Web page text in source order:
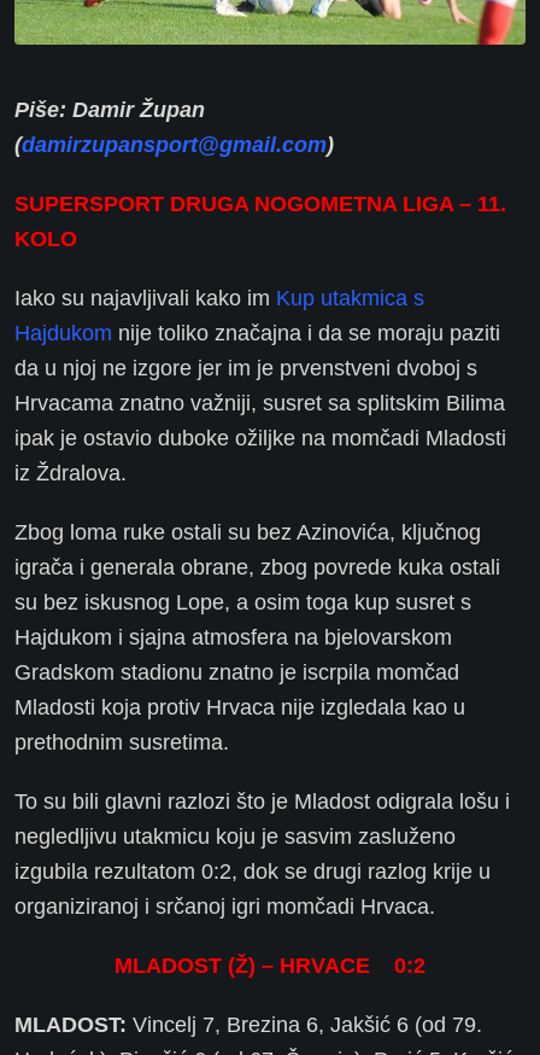
Piše: Damir Župan
(damirzupansport@gmail.com)
SUPERSPORT DRUGA NOGOMETNA LIGA – 11.
KOLO
Iako su najavljivali kako im Kup utakmica s
Hajdukom nije toliko značajna i da se moraju paziti
da u njoj ne izgore jer im je prvenstveni dvoboj s
Hrvacama znatno važniji, susret sa splitskim Bilima
ipak je ostavio duboke ožiljke na momčadi Mladosti
iz Ždralova.
Zbog loma ruke ostali su bez Azinovića, ključnog
igrača i generala obrane, zbog povrede kuka ostali
su bez iskusnog Lope, a osim toga kup susret s
Hajdukom i sjajna atmosfera na bjelovarskom
Gradskom stadionu znatno je iscrpila momčad
Mladosti koja protiv Hrvaca nije izgledala kao u
prethodnim susretima.
To su bili glavni razlozi što je Mladost odigrala lošu i
negledljivu utakmicu koju je sasvim zasluženo
izgubila rezultatom 0:2, dok se drugi razlog krije u
organiziranoj i srčanoj igri momčadi Hrvaca.
MLADOST (Ž) – HRVACE 0:2
MLADOST: Vincelj 7, Brezina 6, Jakšić 6 (od 79.